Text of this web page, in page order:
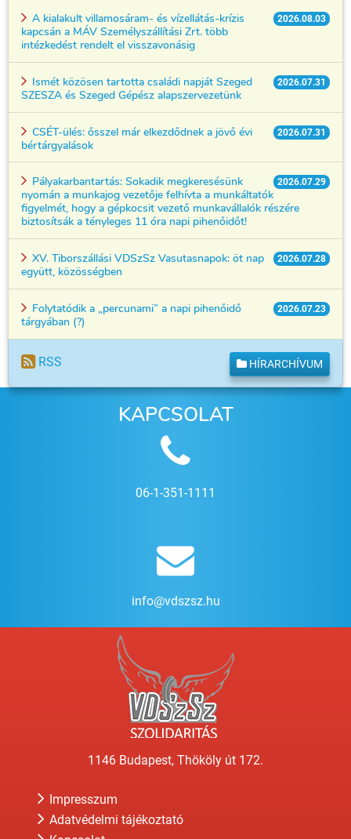
2026.08.03
A kialakult villamosáram- és vízellátás-krízis
kapcsán a MÁV Személyszállítási Zrt. több
intézkedést rendelt el visszavonásig
2026.07.31
Ismét közösen tartotta családi napját Szeged
SZESZA és Szeged Gépész alapszervezetünk
2026.07.31
CSÉT-ülés: ősszel már elkezdődnek a jövő évi
bértárgyalások
2026.07.29
Pályakarbantartás: Sokadik megkeresésünk
nyomán a munkajog vezetője felhívta a munkáltatók
figyelmét, hogy a gépkocsit vezető munkavállalók részére
biztosítsák a tényleges 11 óra napi pihenőidőt!
2026.07.28
XV. Tiborszállási VDSzSz Vasutasnapok: öt nap
együtt, közösségben
2026.07.23
Folytatódik a „percunami” a napi pihenőidő
tárgyában (?)
RSS HÍRARCHÍVUM
KAPCSOLAT
06-1-351-1111
info@vdszsz.hu
1146 Budapest, Thököly út 172.
Impresszum
Adatvédelmi tájékoztató